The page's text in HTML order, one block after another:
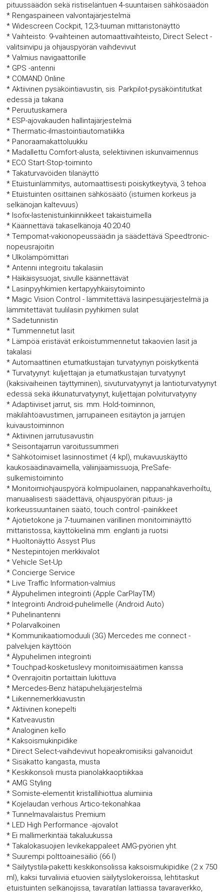
pituussäädön sekä ristiseläntuen 4-suuntaisen sähkösäädön
* Rengaspaineen valvontajärjestelmä
* Widescreen Cockpit, 12,3-tuuman mittaristonäyttö
* Vaihteisto: 9-vaihteinen automaattivaihteisto, Direct Select -
valitsinvipu ja ohjauspyörän vaihdevivut
* Valmius navigaattorille
* GPS -antenni
* COMAND Online
* Aktiivinen pysäköintiavustin, sis. Parkpilot-pysäköintitutkat
edessä ja takana
* Peruutuskamera
* ESP-ajovakauden hallintajärjestelmä
* Thermatic-ilmastointiautomatiikka
* Panoraamakattoluukku
* Madallettu Comfort-alusta, selektiivinen iskunvaimennus
* ECO Start-Stop-toiminto
* Takaturvavöiden tilanäyttö
* Etuistuinlämmitys, automaattisesti poiskytkeytyvä, 3 tehoa
* Etuistuinten osittainen sähkösäätö (istuimen korkeus ja
selkänojan kaltevuus)
* Isofix-lastenistuinkiinnikkeet takaistuimella
* Käännettävä takaselkänoja 40:20:40
* Tempomat-vakionopeussäädin ja säädettävä Speedtronic-
nopeusrajoitin
* Ulkolämpömittari
* Antenni integroitu takalasiin
* Häikäisysuojat, sivulle käännettävät
* Lasinpyyhkimien kertapyyhkäisytoiminto
* Magic Vision Control - lämmitettävä lasinpesujärjestelmä ja
lämmitettävät tuulilasin pyyhkimen sulat
* Sadetunnistin
* Tummennetut lasit
* Lämpöä eristävät erikoistummennetut takaovien lasit ja
takalasi
* Automaattinen etumatkustajan turvatyynyn poiskytkentä
* Turvatyynyt: kuljettajan ja etumatkustajan turvatyynyt
(kaksivaiheinen täyttyminen), sivuturvatyynyt ja lantioturvatyynyt
edessä sekä ikkunaturvatyynyt, kuljettajan polviturvatyyny
* Adaptiiviset jarrut, sis. mm. Hold-toiminnon,
mäkilähtöavustimen, jarrupaineen esitäytön ja jarrujen
kuivaustoiminnon
* Aktiivinen jarrutusavustin
* Seisontajarrun varoitussummeri
* Sähkötoimiset lasinnostimet (4 kpl), mukavuuskäyttö
kaukosäädinavaimella, väliinjäämissuoja, PreSafe-
sulkemistoiminto
* Monitoimiohjauspyörä kolmipuolainen, nappanahkaverhoiltu,
manuaalisesti säädettävä, ohjauspyörän pituus- ja
korkeussuuntainen säätö, touch control -painikkeet
* Ajotietokone ja 7-tuumainen värillinen monitoiminäyttö
mittaristossa, käyttökielinä mm. englanti ja ruotsi
* Huoltonäyttö Assyst Plus
* Nestepintojen merkkivalot
* Vehicle Set-Up
* Concierge Service
* Live Traffic Information-valmius
* Älypuhelimen integrointi (Apple CarPlayTM)
* Integrointi Android-puhelimelle (Android Auto)
* Puhelinantenni
* Polarvalkoinen
* Kommunikaatiomoduuli (3G) Mercedes me connect -
palvelujen käyttöön
* Älypuhelimen integrointi
* Touchpad-kosketuslevy monitoimisäätimen kanssa
* Ovenrajoitin portaittain lukittuva
* Mercedes-Benz hätäpuhelujärjestelmä
* Liikennemerkkiavustin
* Aktiivinen konepelti
* Katveavustin
* Analoginen kello
* Kaksoismukinpidike
* Direct Select-vaihdevivut hopeakromisiksi galvanoidut
* Sisäkatto kangasta, musta
* Keskikonsoli musta pianolakkaoptiikkaa
* AMG Styling
* Somiste-elementit kristallihiottua alumiinia
* Kojelaudan verhous Artico-tekonahkaa
* Tunnelmavalaistus Premium
* LED High Performance -ajovalot
* Ei mallimerkintää takaluukussa
* Takalokasuojien levikekappaleet AMG-pyörien yht.
* Suurempi polttoainesäiliö (66 l)
* Säilytystila-paketti keskikonsolissa kaksoismukipidike (2 x 750
ml), kaksi turvaliiviä etuovien säilytyslokeroissa, lehtitaskut
etuistuinten selkänojissa, tavaratilan lattiassa tavaraverkko,